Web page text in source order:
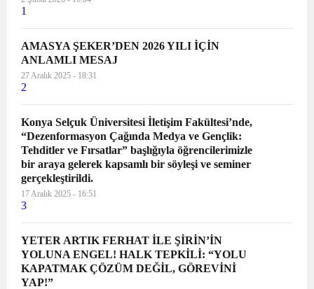
1
AMASYA ŞEKER’DEN 2026 YILI İÇİN
ANLAMLI MESAJ
27 Aralık 2025 - 18:31
2
Konya Selçuk Üniversitesi İletişim Fakültesi’nde,
“Dezenformasyon Çağında Medya ve Gençlik:
Tehditler ve Fırsatlar” başlığıyla öğrencilerimizle
bir araya gelerek kapsamlı bir söyleşi ve seminer
gerçekleştirildi.
17 Aralık 2025 - 16:51
3
YETER ARTIK FERHAT İLE ŞİRİN’İN
YOLUNA ENGEL! HALK TEPKİLİ: “YOLU
KAPATMAK ÇÖZÜM DEĞİL, GÖREVİNİ
YAP!”